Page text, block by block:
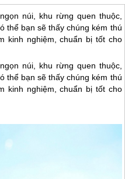
núi, khu rừng quen thuộc,
thể bạn sẽ thấy chúng kém thú
kinh nghiệm, chuẩn bị tốt cho
núi, khu rừng quen thuộc,
thể bạn sẽ thấy chúng kém thú
kinh nghiệm, chuẩn bị tốt cho